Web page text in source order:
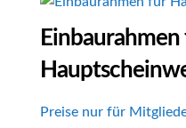
Einbaurahmen
Preise nur für